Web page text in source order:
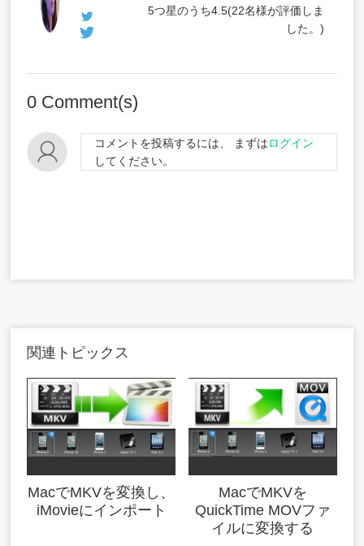
5つ星のうち4.5(22名様が評価しま
した。)
0 Comment(s)
コメントを投稿するには、 まずはログイン
してください。
関連トピックス
MacでMKVを変換し、
iMovieにインポート
MacでMKVを
QuickTime MOVファ
イルに変換する